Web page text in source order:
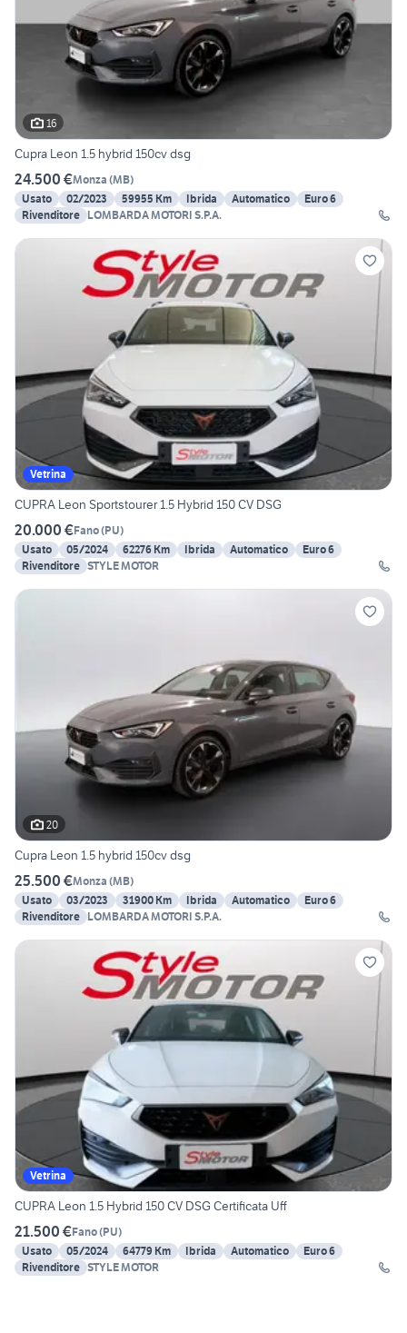
16
Cupra Leon 1.5 hybrid 150cv dsg
24.500 €Monza (MB)
Usato
02/2023 59955 Km Ibrida Automatico
Euro 6
Rivenditore LOMBARDA MOTORI S.P.A.
Vetrina
CUPRA Leon Sportstourer 1.5 Hybrid 150 CV DSG
20.000 €Fano(PU)
Usato
05/2024 62276 Km Ibrida Automatico
Euro 6
Rivenditore STYLE MOTOR
20
Cupra Leon 1.5 hybrid 150cv dsg
25.500 €Monza (MB)
Usato
03/2023 31900 Km Ibrida Automatico
Euro 6
Rivenditore LOMBARDA MOTORI S.P.A.
Vetrina
CUPRA Leon 1.5 Hybrid 150 CV DSG Certificata Uff
21.500 €Fano(PU)
Usato
05/2024 64779 Km Ibrida Automatico
Euro 6
Rivenditore STYLE MOTOR